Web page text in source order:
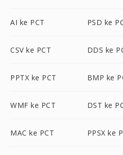
AI ke PCT PSD ke
CSV ke PCT DDS ke
PPTX ke PCT BMP ke
WMF ke PCT DST ke
MAC ke PCT PPSX ke